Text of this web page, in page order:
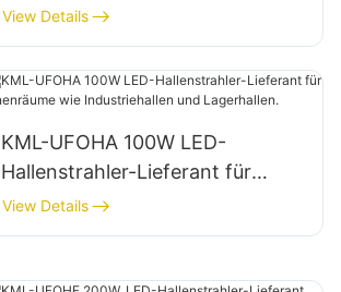
Innenraumbeleuchtung in
Fabriken, Lagerhallen usw.
View Details
KML-UFOHA 100W LED-
Hallenstrahler-Lieferant für
Innenräume wie Industriehallen
und Lagerhallen.
View Details